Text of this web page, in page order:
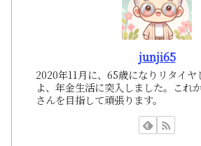
junji65
2020年11月に、65歳になりリタイヤ
よ、年金生活に突入しました。これ
さんを目指して頑張ります。